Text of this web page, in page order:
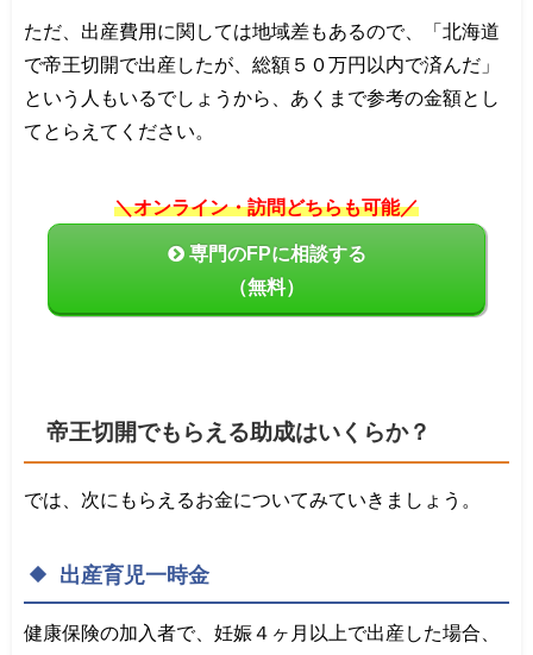
ただ、出産費用に関しては地域差もあるので、「北海道
で帝王切開で出産したが、総額５０万円以内で済んだ」
という人もいるでしょうから、あくまで参考の金額とし
てとらえてください。
＼オンライン・訪問どちらも可能／
専門のFPに相談する
（無料）
帝王切開でもらえる助成はいくらか？
では、次にもらえるお金についてみていきましょう。
出産育児一時金
健康保険の加入者で、妊娠４ヶ月以上で出産した場合、